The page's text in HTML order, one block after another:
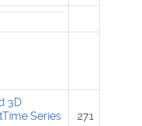
3D
Series
271